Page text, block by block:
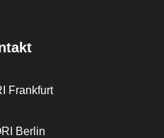
Frankfurt
Berlin